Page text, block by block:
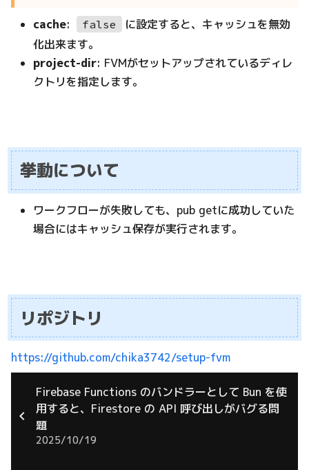
cache: false
に設定すると、キャッシュを無効
化出来ます。
project-dir: FVMがセットアップされているディレ
クトリを指定します。
挙動について
ワークフローが失敗しても、pub getに成功していた
場合にはキャッシュ保存が実行されます。
リポジトリ
https://github.com/chika3742/setup-fvm
Firebase Functions のバンドラーとして Bun を使
用すると、Firestore の API 呼び出しがバグる問
題
2025/10/19